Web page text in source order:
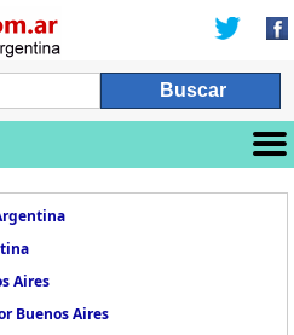
Aires
Buenos Aires